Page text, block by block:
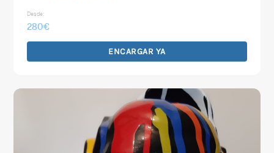
Desde:
280€
ENCARGAR YA